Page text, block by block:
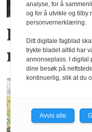
Fra
nytt
analyse, for å
og for å utvikle og tilby
personvernerklæring.
Ditt digitale fagblad
trykte bladet alltid har
annonseplass. I digital
dine besøk på
kontinuerlig, slik at du
Avvis alle